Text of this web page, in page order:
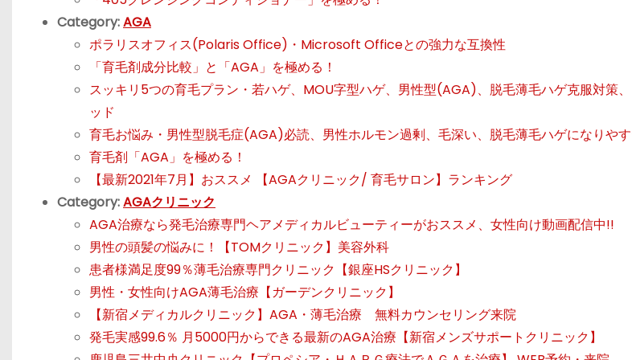
Category:AGA
ポラリスオフィス(Polaris Office)・Microsoft Officeとの強力な互換性
「育毛剤成分比較」と「AGA」を極める！
スッキリ5つの育毛プラン・若ハゲ、MOU字型ハゲ、男性型(AGA)、脱毛薄毛ハゲ克服対策
ッド
育毛お悩み・男性型脱毛症(AGA)必読、男性ホルモン過剰、毛深い、脱毛薄毛ハゲになりやす
育毛剤「AGA」を極める！
【最新2021年7月】おススメ 【AGAクリニック/ 育毛サロン】ランキング
Category:AGAクリニック
AGA治療なら発毛治療専門ヘアメディカルビューティーがおススメ、女性向け動画配信中!!
男性の頭髪の悩みに！【TOMクリニック】美容外科
患者様満足度99％薄毛治療専門クリニック【銀座HSクリニック】
男性・女性向けAGA薄毛治療【ガーデンクリニック】
【新宿メディカルクリニック】AGA・薄毛治療 無料カウンセリング来院
発毛実感99.6％ 月5000円からできる最新のAGA治療【新宿メンズサポートクリニック】